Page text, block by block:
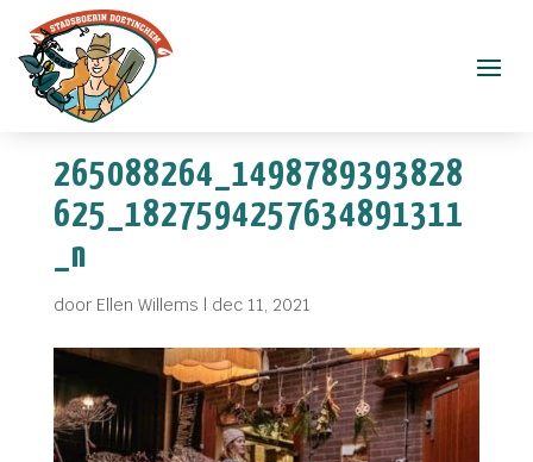
265088264_1498789393828
625_1827594257634891311
_n
door Ellen Willems | dec 11, 2021